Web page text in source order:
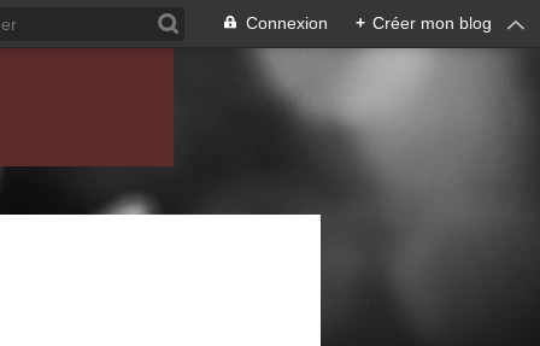
Connexion + Créer mon blog